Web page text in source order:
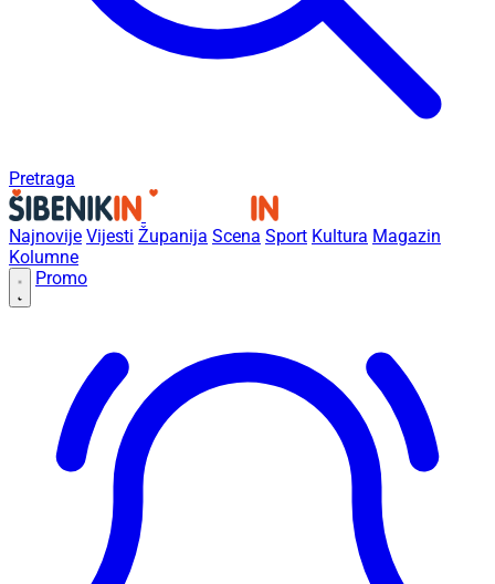
Pretraga
Najnovije Vijesti Županija Scena Sport Kultura Magazin
Kolumne
Promo